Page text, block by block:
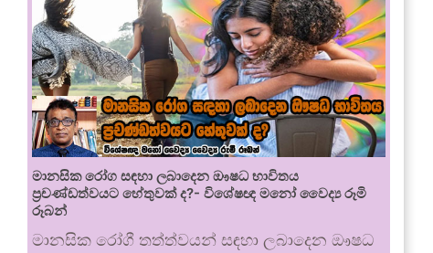
මානසික රෝග සඳහා ලබාදෙන ඖෂධ භාවිතය
ප්‍රචණ්ඩත්වයට හේතුවක් ද?- විශේෂඥ මනෝ වෛද්‍ය රූමි
රූබන්
මානසික රෝගී තත්ත්වයන් සඳහා ලබාදෙන ඖෂධ